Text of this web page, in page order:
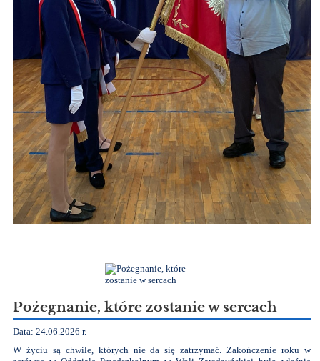
Pożegnanie, które zostanie w sercach
Data: 24.06.2026 r.
W życiu są chwile, których nie da się zatrzymać. Zakończenie roku w